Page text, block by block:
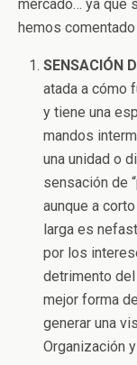
mercado… ya que
hemos
SENSACIÓN
atada a cómo
y tiene una
mandos
una unidad o
sensación de
aunque a
larga es
por los
detrimento
mejor forma
generar una
Organización